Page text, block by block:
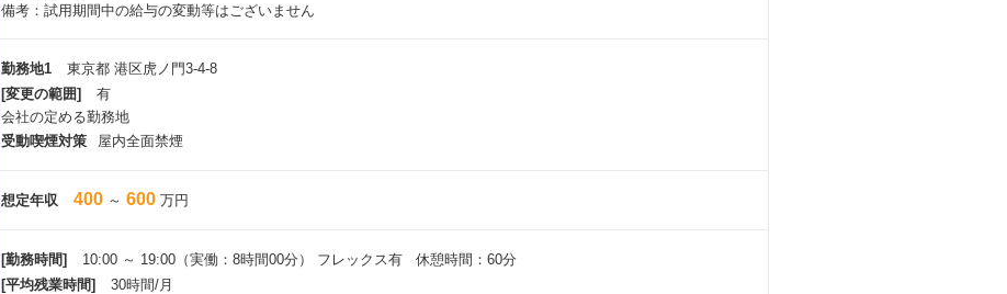
備考：試用期間中の給与の変動等はございません
勤務地1
東京都 港区虎ノ門3-4-8
[変更の範囲]
有
会社の定める勤務地
受動喫煙対策
屋内全面禁煙
想定年収 400 ～ 600 万円
[勤務時間]
10:00 ～ 19:00（実働：8時間00分） フレックス有 休憩時間：60分
[平均残業時間]
30時間/月